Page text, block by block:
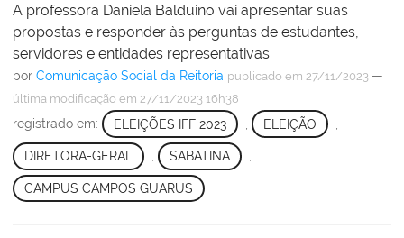
A professora Daniela Balduino vai apresentar suas
propostas e responder às perguntas de estudantes,
servidores e entidades representativas.
por Comunicação Social da Reitoria publicado em 27/11/2023 —
última modificação em 27/11/2023 16h38
registrado em: ELEIÇÕES IFF 2023 ELEIÇÃO
DIRETORA-GERAL , SABATINA ,
CAMPUS CAMPOS GUARUS